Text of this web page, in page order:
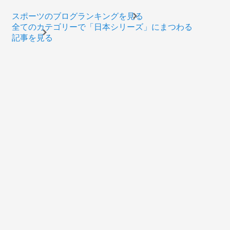
スポーツのブログランキングを見る
全てのカテゴリーで「日本シリーズ」にまつわる
記事を見る